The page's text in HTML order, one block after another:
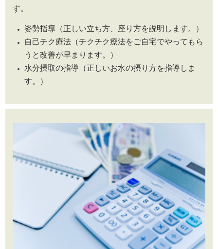
す。
姿勢指導（正しい立ち方、座り方を説明します。）
自己チク療法（チクチク療法をご自宅でやってもら
うと改善が早まります。）
水分摂取の指導（正しいお水の摂り方を指導しま
す。）